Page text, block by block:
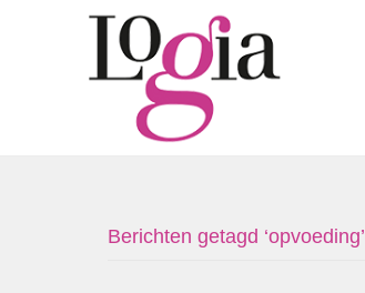
Berichten getagd ‘opvoeding’